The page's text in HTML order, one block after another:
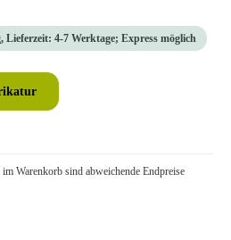
4-7 Werktage; Express möglich
Warenkorb sind abweichende Endpreise